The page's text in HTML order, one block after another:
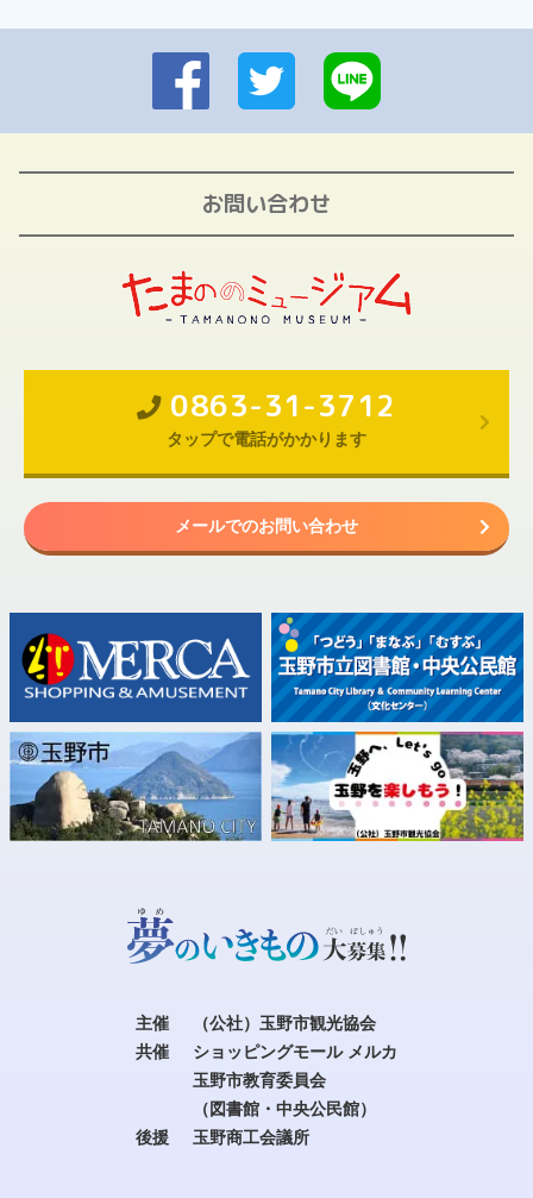
お問い合わせ
0863-31-3712
タップで電話がかかります
メールでのお問い合わせ
主催
（公社）玉野市観光協会
共催
ショッピングモール メルカ
玉野市教育委員会
（図書館・中央公民館）
後援
玉野商工会議所